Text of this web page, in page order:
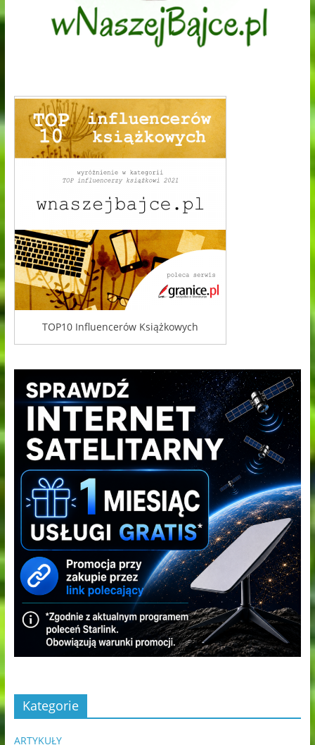
TOP10 Influencerów Książkowych
Kategorie
ARTYKUŁY